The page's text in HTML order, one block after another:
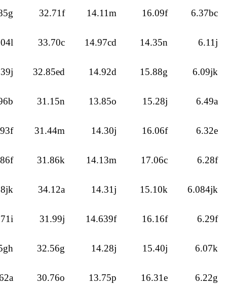
6.37bc
16.09f
14.11m
32.71f
6.11j
14.35n
14.97cd
33.70c
6.09jk
15.88g
14.92d
32.85ed
6.49a
15.28j
13.85o
31.15n
6.32e
16.06f
14.30j
31.44m
6.28f
17.06c
14.13m
31.86k
6.084jk
15.10k
14.31j
34.12a
6.29f
16.16f
14.639f
31.99j
6.07k
15.40j
14.28j
32.56g
6.22g
16.31e
13.75p
30.76o